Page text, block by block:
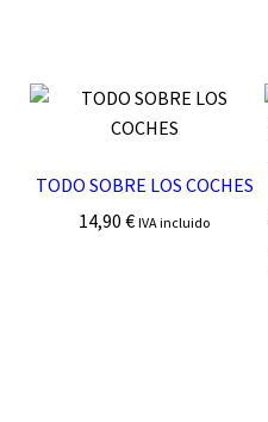
TODO SOBRE LOS COCHES
14,90€ IVA incluido